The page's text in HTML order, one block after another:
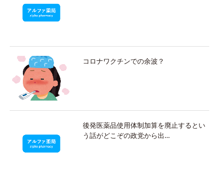
コロナワクチンでの余波？
後発医薬品使用体制加算を廃止するとい
う話がどこぞの政党から出…